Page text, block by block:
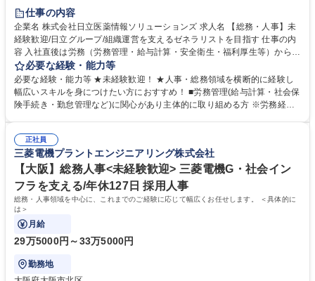
住宅手当あり
育休あり
完全週休2日制 交通費支給 土日祝休み 寮・社宅あり
仕事の内容
企業名 株式会社日立医薬情報ソリューションズ 求人名 【総務・人事】未
経験歓迎/日立グループ/組織運営を支えるゼネラリストを目指す 仕事の内
容 入社直後は労務（労務管理・給与計算・安全衛生・福利厚生等）からお
任せいたします。将来は総務・採用・教育業務へ守備範囲を広げ、組織運
営を支えるゼネラリストをめざせます。 ・初期業務：労働時間管理、給与
計算、社会保険対応、福利厚生管理、安全衛生、健康経営推進等をお任せ
します。ご経験に応じて、休職者管理など、幅広く経験を積んでいただき
幅広く経験を積みたい意欲がある方に最適な環境です。 募集職種 【総
務・人事】未経験歓迎/日立グループ/組織運営を支えるゼネラリストを目
指す
必要な経験・能力等
必要な経験・能力等 ★未経験歓迎！ ★人事・総務領域を横断的に経験し
幅広いスキルを身につけたい方におすすめ！ ■労務管理(給与計算・社会保
険手続き・勤怠管理など)に関心があり主体的に取り組める方 ※労務経験
のご経験 ■労務管理（給与計算・社会保険手続き・勤怠管理など）の経験
■衛生管理者の資格をお持ちの方 学歴・資格 学歴：大学院 大学 高専 短大
専修学校 高校 語学力： 資格：
正社員
三菱電機プラントエンジニアリング株式会社
【大阪】総務人事<未経験歓迎> 三菱電機G・社会イン
フラを支える/年休127日 採用人事
総務・人事領域を中心に、これまでのご経験に応じて幅広くお任せします。 ＜具体的に
は＞
月給
29万5000円～33万5000円
勤務地